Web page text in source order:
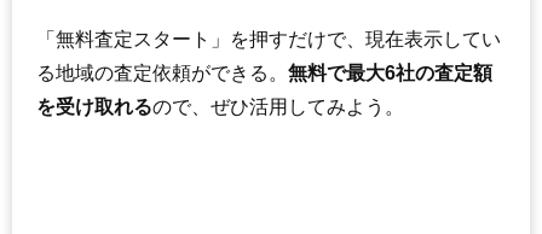
ザ・パークタワー東京サウス
住所 東京都品川区東五反田2丁目
「無料査定スタート」を押すだけで、現在表示してい
る地域の査定依頼ができる。 無料で最大6社の査定額
を受け取れるので、ぜひ活用してみよう。